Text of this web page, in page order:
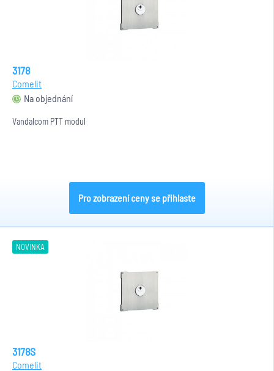
3178
Comelit
Na objednání
Vandalcom PTT modul
Pro zobrazení ceny se přihlaste
NOVINKA
3178S
Comelit